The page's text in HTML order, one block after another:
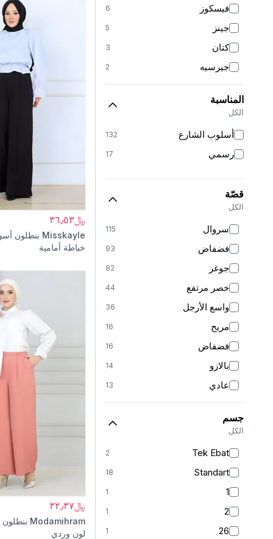
فيسكوز 6
جينز 5
كتان 3
جيرسيه 2
كريب 2
الموسلين
المناسبة
الكل
أسلوب الشارع 132
رسمي 17
قصّة
الكل
سروال 115
فضفاض 93
جوغر 82
خصر مرتفع 44
واسع الأرجل 36
مريح 16
فضفاض 16
بالازو 14
عادي 13
جزرة 9
مستقيمة 6
جسم
الكل
Tek Ebat
2
Standart
18
1
1
2
1
26
1
﷼٣٦٫٥٣
Misskayle بنطلون
خياطة أمامية
﷼٣٢٫٣٧
Modamihram
لون وردي